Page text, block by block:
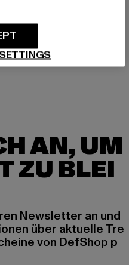
AN, UM
ZU BLEI
Newsletter an und
über aktuelle Tre
von DefShop p